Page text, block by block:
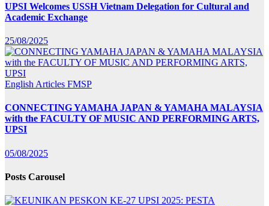
UPSI Welcomes USSH Vietnam Delegation for Cultural and
Academic Exchange
25/08/2025
English Articles FMSP
CONNECTING YAMAHA JAPAN & YAMAHA MALAYSIA
with the FACULTY OF MUSIC AND PERFORMING ARTS,
UPSI
05/08/2025
Posts Carousel